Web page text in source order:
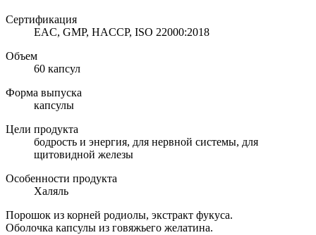
Сертификация
EAC, GMP, HACCP, ISO 22000:2018
Объем
60 капсул
Форма выпуска
капсулы
Цели продукта
бодрость и энергия, для нервной системы, для
щитовидной железы
Особенности продукта
Халяль
Порошок из корней родиолы, экстракт фукуса.
Оболочка капсулы из говяжьего желатина.